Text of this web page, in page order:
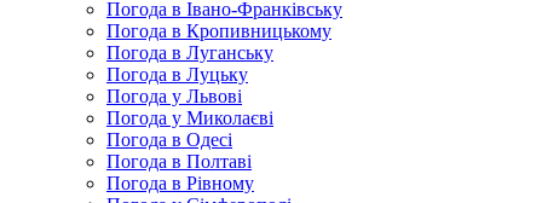
Погода в Івано-Франківську
Погода в Кропивницькому
Погода в Луганську
Погода в Луцьку
Погода у Львові
Погода у Миколаєві
Погода в Одесі
Погода в Полтаві
Погода в Рівному